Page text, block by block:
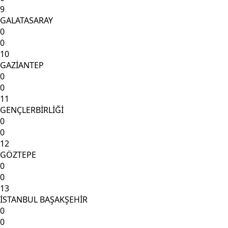
9
GALATASARAY
0
0
10
GAZİANTEP
0
0
11
GENÇLERBİRLİĞİ
0
0
12
GÖZTEPE
0
0
13
İSTANBUL BAŞAKŞEHİR
0
0